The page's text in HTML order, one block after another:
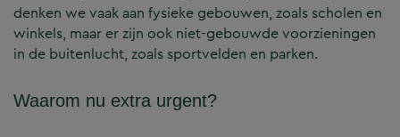
denken we vaak aan fysieke gebouwen, zoals scholen en
winkels, maar er zijn ook niet-gebouwde voorzieningen
in de buitenlucht, zoals sportvelden en parken.
Waarom nu extra urgent?